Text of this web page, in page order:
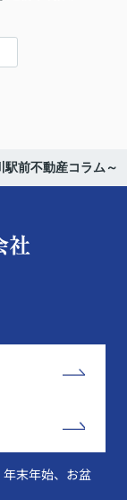
前不動産コラム～
末年始、お盆